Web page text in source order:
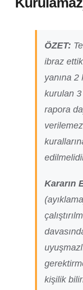
ÖZET:
ibraz
yanına
kurulan
rapora
Kararın
kişilik